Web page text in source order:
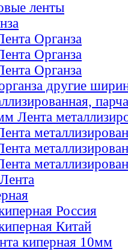
ленты
Органза
Органза
Органза
другие
парча
Лента
Россия
Китай
киперная 10мм